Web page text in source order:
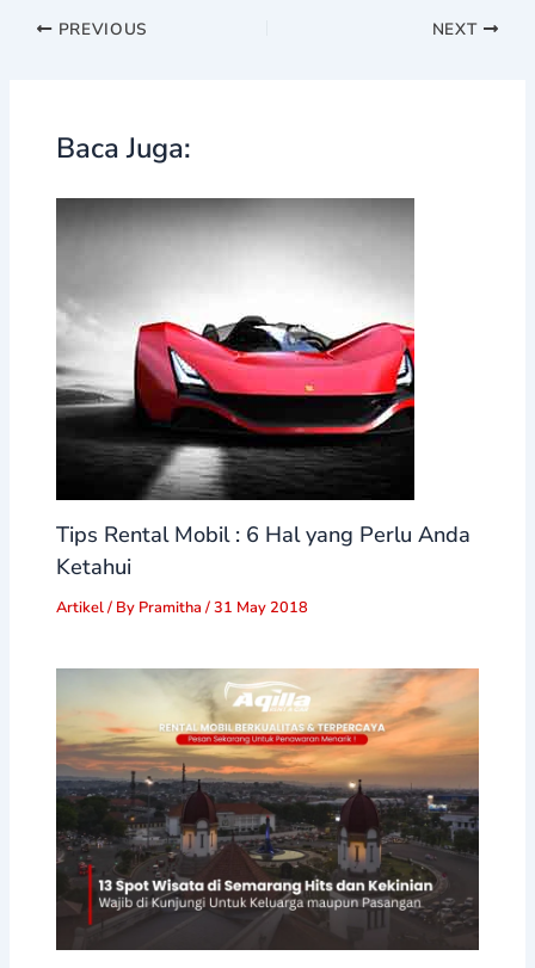
PREVIOUS NEXT
Baca Juga:
Tips Rental Mobil : 6 Hal yang Perlu Anda
Ketahui
Artikel/ By Pramitha/31 May 2018